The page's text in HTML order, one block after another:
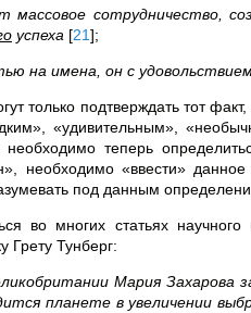
массовое сотрудничество,
успеха [21];
на имена, он с
только подтверждать тот
«удивительным»,
теперь
необходимо «ввести» данное
под данным
во многих статьях
Грету Тунберг:
Мария Захарова
планете в увеличении